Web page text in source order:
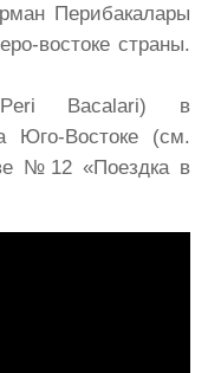
Перибакалары
востоке страны.
Peri Bacalari) в
Юго-Востоке (см.
№12 «Поездка в